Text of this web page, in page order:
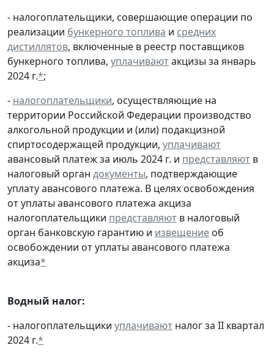
- налогоплательщики, совершающие операции по
реализации бункерного топлива и средних
дистиллятов, включенные в реестр поставщиков
бункерного топлива, уплачиваютакцизы за январь
2024 г.*;
- налогоплательщики, осуществляющие на
территории Российской Федерации производство
алкогольной продукции и (или) подакцизной
спиртосодержащей продукции, уплачивают
авансовый платеж за июль 2024 г. и представляют в
налоговый орган документы, подтверждающие
уплату авансового платежа. В целях освобождения
от уплаты авансового платежа акциза
налогоплательщики представляют в налоговый
орган банковскую гарантию и извещение об
освобождении от уплаты авансового платежа
акциза*
Водный налог:
- налогоплательщики уплачивают налог за II квартал
2024 г.*